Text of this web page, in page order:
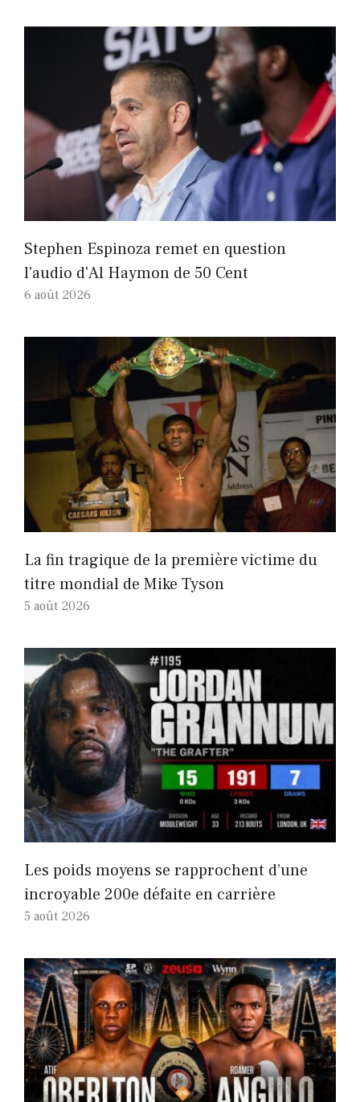
Stephen Espinoza remet en question
l'audio d'Al Haymon de 50 Cent
6 août 2026
La fin tragique de la première victime du
titre mondial de Mike Tyson
5 août 2026
Les poids moyens se rapprochent d’une
incroyable 200e défaite en carrière
5 août 2026